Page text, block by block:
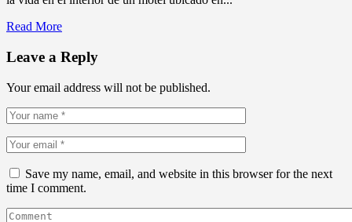
Read More
Leave a Reply
Your email address will not be published.
Save my name, email, and website in this browser for the next
time I comment.